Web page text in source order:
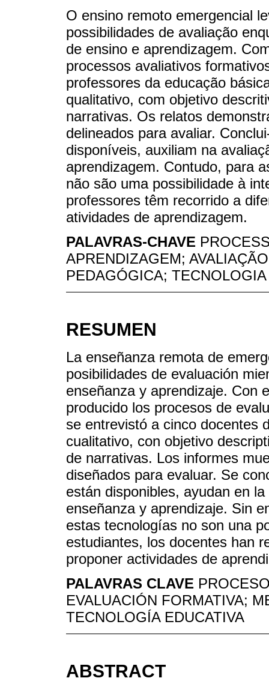
O ensino remoto emergencial
possibilidades de avaliação
de ensino e aprendizagem.
processos avaliativos
professores da educação
qualitativo, com objetivo
narrativas. Os relatos
delineados para avaliar.
disponíveis, auxiliam na
aprendizagem. Contudo, para
não são uma possibilidade à
professores têm recorrido a
atividades de aprendizagem.
PALAVRAS-CHAVE
APRENDIZAGEM;
PEDAGÓGICA;
RESUMEN
La enseñanza remota de
posibilidades de evaluación
enseñanza y aprendizaje. Con
producido los procesos de
se entrevistó a cinco docentes
cualitativo, con objetivo
de narrativas. Los informes
diseñados para evaluar. Se
están disponibles, ayudan en
enseñanza y aprendizaje. Sin
estas tecnologías no son una
estudiantes, los docentes han
proponer actividades de
PALAVRAS CLAVE
EVALUACIÓN FORMATIVA;
TECNOLOGÍA EDUCATIVA
ABSTRACT